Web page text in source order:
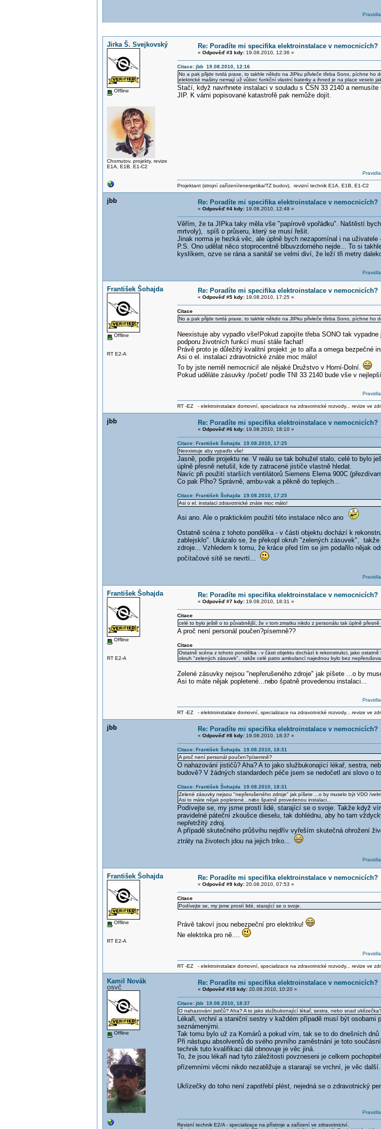
Jirka Š. Svejkovský
Offline
Chomutov, projekty, revize
E1A, E1B, E1-C2
Re: Poradíte mi specifika elektroinstalace v nemocnicích?
« Odpověď #3 kdy:19.08.2010, 12:36 »
Citace: jbb 19.08.2010, 12:16
No a pak přijde tvrdá praxe, to takhle někdo na JIPku přivleče třeba Sono, píchne
elektrické mašiny nemají už vůbec funkční vlastní baterky a ihned je na place veselo
Stačí, když navrhnete instalaci v souladu s ČSN 33 2140 a
JIP. K vámi popisované katastrofě pak nemůže dojít.
Projektant (strojní zařízení/energetika/TZ budov), revizní technik E1A, E1B, E1-C2
jbb Re: Poradíte mi specifika elektroinstalace v nemocnicích?
« Odpověď #4 kdy:19.08.2010, 12:49 »
Věřím, že ta JIPka taky měla vše "papírově vpořádku". Naštěstí
mrtvoly), spíš o průseru, který se musí řešit.
Jinak norma je hezká věc, ale úplně bych nezapomínal i na
P.S. Ono udělat něco stoprocentně blbuvzdorného nejde... To si
kyslíkem, ozve se rána a sanitář se velmi diví, že leží tři metry
František Šohajda
Offline
RT E2-A
Re: Poradíte mi specifika elektroinstalace v nemocnicích?
« Odpověď #5 kdy:19.08.2010, 17:25 »
Citace
No a pak přijde tvrdá praxe, to takhle někdo na JIPku přivleče třeba Sono, píchne ho
Neexistuje aby vypadlo vše!Pokud zapojíte třeba SONO tak
podporu životních funkcí musí stále fachat!
Právě proto je důležitý kvalitní projekt ,je to alfa a omega bezpečné
Asi o el. instalaci zdravotnické znáte moc málo!
To by jste neměl nemocnici! ale nějaké Družstvo v Horní-Dolní.
Pokud uděláte zásuvky /počet/ podle TNI 33 2140 bude vše v
RT -EZ - elektroinstalace domovní, specializace na zdravotnické rozvody... revize ve
jbb Re: Poradíte mi specifika elektroinstalace v nemocnicích?
« Odpověď #6 kdy:19.08.2010, 18:10 »
Citace: František Šohajda 19.08.2010, 17:25
Neexistuje aby vypadlo vše!
Jasně, podle projektu ne. V reálu se tak bohužel stalo, celé to bylo
úplně přesně netušil, kde ty zatracené jističe vlastně hledat.
Navíc při použití starších ventilátorů Siemens Elema 900C
Co pak Plho? Správně, ambu-vak a pěkně do teplejch...
Citace: František Šohajda 19.08.2010, 17:25
Asi o el. instalaci zdravotnické znáte moc málo!
Asi ano. Ale o praktickém použití této instalace něco ano
Ostatně scéna z tohoto pondělka - v části objektu dochází k
zablejsklo". Ukázalo se, že překopl okruh "zelených zásuvek",
zdroje... Vzhledem k tomu, že kráce před tím se jim podařilo nějak
počítačové sítě se nevrtí...
František Šohajda
Offline
RT E2-A
Re: Poradíte mi specifika elektroinstalace v nemocnicích?
« Odpověď #7 kdy:19.08.2010, 18:31 »
Citace
celé to bylo ještě o to půvabnější, že v tom zmatku nikdo z personálu tak úplně
A proč není personál poučen?písemně??
Citace
Ostatně scéna z tohoto pondělka - v části objektu dochází k rekonstrukci, jako
okruh "zelených zásuvek", takže celé patro ambulancí najednou bylo bez
Zelené zásuvky nejsou "nepřerušeného zdroje" jak píšete ...o by
Asi to máte nějak popletené...nebo špatně provedenou instalaci...
RT -EZ - elektroinstalace domovní, specializace na zdravotnické rozvody... revize ve
jbb Re: Poradíte mi specifika elektroinstalace v nemocnicích?
« Odpověď #8 kdy:19.08.2010, 18:37 »
Citace: František Šohajda 19.08.2010, 18:31
A proč není personál poučen?písemně?
O nahazování jističů? Aha? A to jako službukonající lékař, sestra,
budově? V žádných standardech péče jsem se nedočetl ani slovo o
Citace: František Šohajda 19.08.2010, 18:31
Zelené zásuvky nejsou "nepřerušeného zdroje" jak píšete ...o by muselo být VDO /
Asi to máte nějak popletené...nebo špatně provedenou instalaci...
Podívejte se, my jsme prostí lidé, starající se o svoje. Takže když
pravidelné páteční zkoušce dieselu, tak dohlédnu, aby ho tam
nepřetržitý zdroj.
A případě skutečného průšvihu nejdřív vyřeším skutečná ohrožení
ztráty na životech jdou na jejich triko...
František Šohajda
Offline
RT E2-A
Re: Poradíte mi specifika elektroinstalace v nemocnicích?
« Odpověď #9 kdy:20.08.2010, 07:53 »
Citace
Podívejte se, my jsme prostí lidé, starající se o svoje.
Právě takoví jsou nebezpeční pro elektriku!
Ne elektrika pro ně....
RT -EZ - elektroinstalace domovní, specializace na zdravotnické rozvody... revize ve
Kamil Novák
OSVČ
Offline
Re: Poradíte mi specifika elektroinstalace v nemocnicích?
« Odpověď #10 kdy:20.08.2010, 10:20 »
Citace: jbb 19.08.2010, 18:37
O nahazování jističů? Aha? A to jako službukonající lékař, sestra, nebo snad
Lékaři, vrchní a staniční sestry v každém případě musí být osobami
seznámenými.
Tak tomu bylo už za Komárů a pokud vím, tak se to do dnešních
Při nástupu absolventů do svého prvního zaměstnání je toto
technik tuto kvalifikaci dál obnovuje je věc jiná.
To, že jsou lékaři nad tyto záležitosti povzneseni je celkem
přízemními věcmi nikdo nezatěžuje a stararají se vrchní, je věc další.
Uklízečky do toho není zapotřebí plést, nejedná se o zdravotnický
Revizní technik E2/A - specializace na přístroje a zařízení ve zdravotnictví.